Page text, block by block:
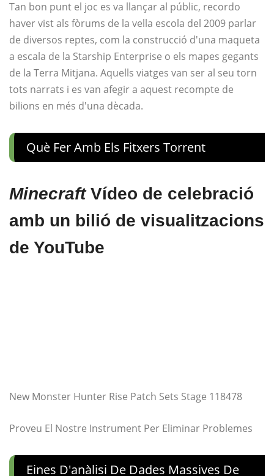
Tan bon punt el joc es va llançar al públic, recordo
haver vist als fòrums de la vella escola del 2009 parlar
de diversos reptes, com la construcció d'una maqueta
a escala de la Starship Enterprise o els mapes gegants
de la Terra Mitjana. Aquells viatges van ser al seu torn
tots narrats i es van afegir a aquest recompte de
bilions en més d'una dècada.
Què Fer Amb Els Fitxers Torrent
MinecraftVídeo de celebració
amb un bilió de visualitzacions
de YouTube
New Monster Hunter Rise Patch Sets Stage 118478
Proveu El Nostre Instrument Per Eliminar Problemes
Eines D'anàlisi De Dades Massives De